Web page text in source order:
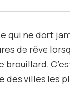
qui ne dort
de rêve
brouillard.
des villes les